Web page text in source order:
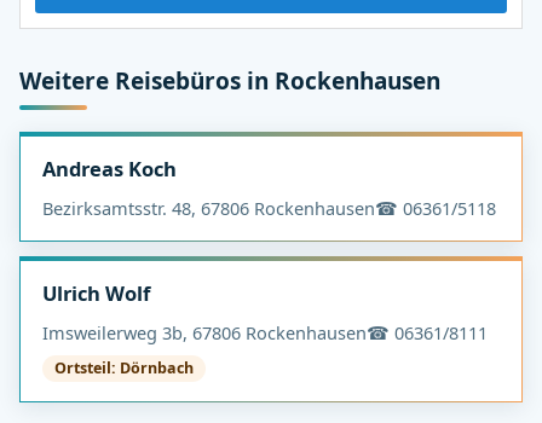
Weitere Reisebüros in Rockenhausen
Andreas Koch
Bezirksamtsstr. 48, 67806 Rockenhausen☎ 06361/5118
Ulrich Wolf
Imsweilerweg 3b, 67806 Rockenhausen☎ 06361/8111
Ortsteil: Dörnbach